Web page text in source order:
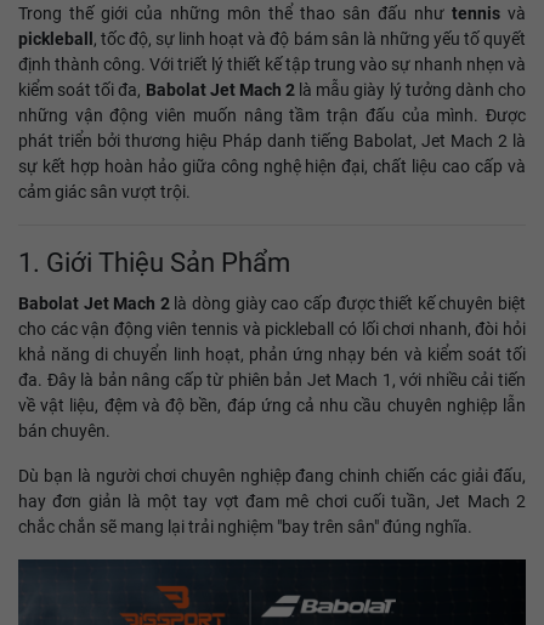
Trong thế giới của những môn thể thao sân đấu như tennis và
pickleball , tốc độ, sự linh hoạt và độ bám sân là những yếu tố quyết
định thành công. Với triết lý thiết kế tập trung vào sự nhanh nhẹn và
kiểm soát tối đa, Babolat Jet Mach 2 là mẫu giày lý tưởng dành cho
những vận động viên muốn nâng tầm trận đấu của mình. Được
phát triển bởi thương hiệu Pháp danh tiếng Babolat, Jet Mach 2 là
sự kết hợp hoàn hảo giữa công nghệ hiện đại, chất liệu cao cấp và
cảm giác sân vượt trội.
1. Giới Thiệu Sản Phẩm
Babolat Jet Mach 2là dòng giày cao cấp được thiết kế chuyên biệt
cho các vận động viên tennis và pickleball có lối chơi nhanh, đòi hỏi
khả năng di chuyển linh hoạt, phản ứng nhạy bén và kiểm soát tối
đa. Đây là bản nâng cấp từ phiên bản Jet Mach 1, với nhiều cải tiến
về vật liệu, đệm và độ bền, đáp ứng cả nhu cầu chuyên nghiệp lẫn
bán chuyên.
Dù bạn là người chơi chuyên nghiệp đang chinh chiến các giải đấu,
hay đơn giản là một tay vợt đam mê chơi cuối tuần, Jet Mach 2
chắc chắn sẽ mang lại trải nghiệm "bay trên sân" đúng nghĩa.